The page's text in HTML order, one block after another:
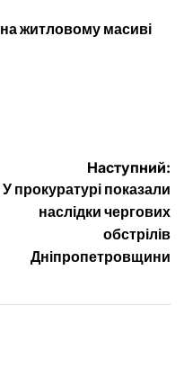
житловому масиві
Наступний:
У прокуратурі показали
наслідки чергових
обстрілів
Дніпропетровщини